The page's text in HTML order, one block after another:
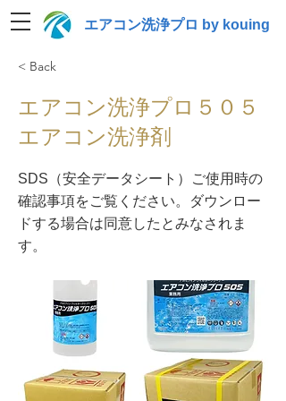
エアコン洗浄プロ by kouing
< Back
エアコン洗浄プロ５０５
エアコン洗浄剤
SDS（安全データシート）​ご使用時の
確認事項をご覧ください。ダウンロー
ドする場合は同意したとみなされま
す。